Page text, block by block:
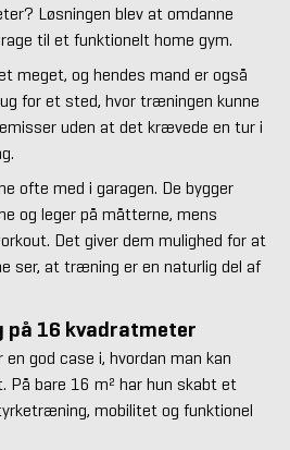
Løsningen blev at omdanne
til et funktionelt home gym.
meget, og hendes mand er også
for et sted, hvor træningen kunne
uden at det krævede en tur i
ofte med i garagen. De bygger
og leger på måtterne, mens
Det giver dem mulighed for at
ser, at træning er en naturlig del af
16 kvadratmeter
god case i, hvordan man kan
På bare 16 m² har hun skabt et
mobilitet og funktionel